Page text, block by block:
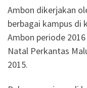
Ambon dikerjakan
berbagai kampus di
Ambon periode
Natal Perkantas
2015.